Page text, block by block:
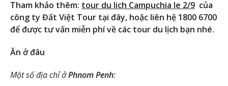
Tham khảo thêm: tour du lich Campuchia le 2/9 của
công ty Đất Việt Tour tại đây, hoặc liên hệ 1800 6700
để được tư vấn miễn phí về các tour du lịch bạn nhé.
Ăn ở đâu
Một số địa chỉ ởPhnom Penh: